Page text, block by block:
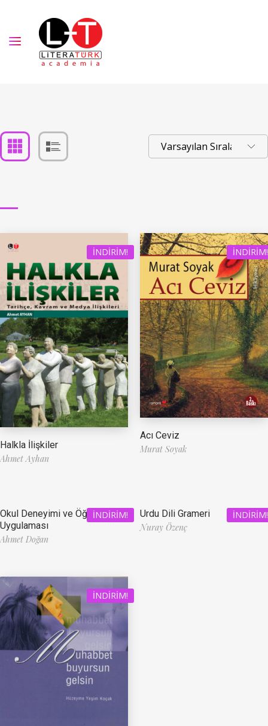
İNDIRIM!
Halkla İlişkiler
Ahmet Ayhan
İNDIRIM!
Acı Ceviz
Murat Soyak
İNDIRIM!
Okul Deneyimi ve Öğretmenlik
Uygulaması
Ahmet Doğan
İNDIRIM!
Urdu Dili Grameri
Nuray Özenç
İNDIRIM!